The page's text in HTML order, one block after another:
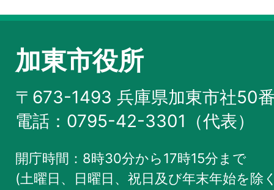
加東市役所
〒673-1493 兵庫県加東市社50
電話：0795-42-3301（代表）
開庁時間：8時30分から17時15分まで
(土曜日、日曜日、祝日及び年末年始を除